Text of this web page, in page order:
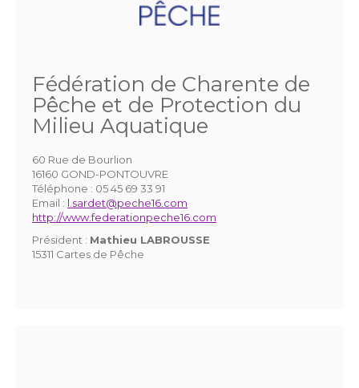
Fédération de Charente de
Pêche et de Protection du
Milieu Aquatique
60 Rue de Bourlion
16160 GOND-PONTOUVRE
Téléphone : 05 45 69 33 91
Email : l.sardet@peche16.com
http://www.federationpeche16.com
Président : Mathieu LABROUSSE
15311 Cartes de Pêche